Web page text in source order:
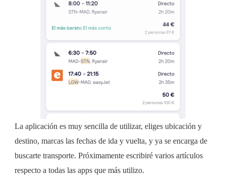
La aplicación es muy sencilla de utilizar, eliges ubicación y
destino, marcas las fechas de ida y vuelta, y ya se encarga de
buscarte transporte. Próximamente escribiré varios artículos
respecto a todas las apps que más utilizo.